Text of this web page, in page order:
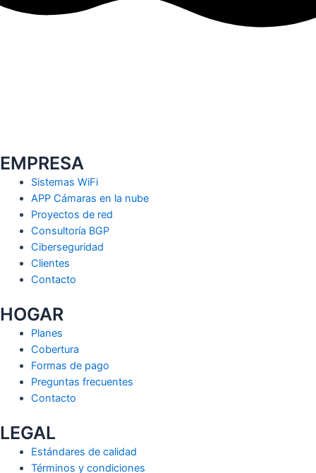
EMPRESA
Sistemas WiFi
APP Cámaras en la nube
Proyectos de red
Consultoría BGP
Ciberseguridad
Clientes
Contacto
HOGAR
Planes
Cobertura
Formas de pago
Preguntas frecuentes
Contacto
LEGAL
Estándares de calidad
Términos y condiciones